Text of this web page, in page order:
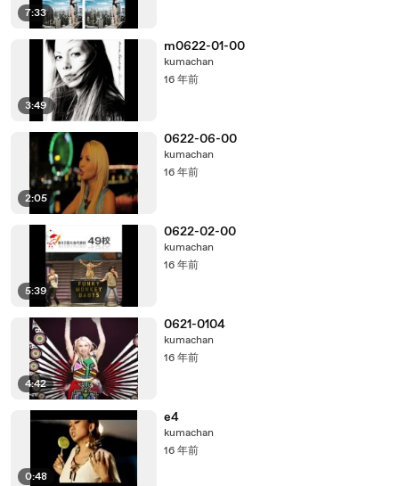
7:33
3:49
m0622-01-00
kumachan
16 年前
2:05
0622-06-00
kumachan
16 年前
5:39
0622-02-00
kumachan
16 年前
4:42
0621-0104
kumachan
16 年前
0:48
e4
kumachan
16 年前